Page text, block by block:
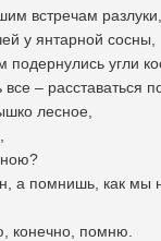
встречам
у янтарной сосны,
угли
– расставаться
лесное,
а помнишь, как мы
конечно, помню.